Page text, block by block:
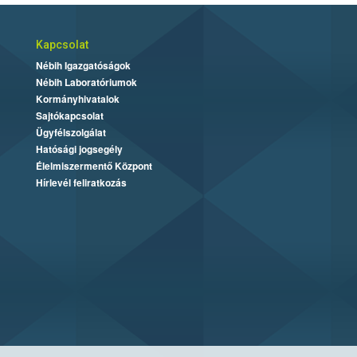
Kapcsolat
Nébih Igazgatóságok
Nébih Laboratóriumok
Kormányhivatalok
Sajtókapcsolat
Ügyfélszolgálat
Hatósági jogsegély
Élelmiszermentő Központ
Hírlevél feliratkozás